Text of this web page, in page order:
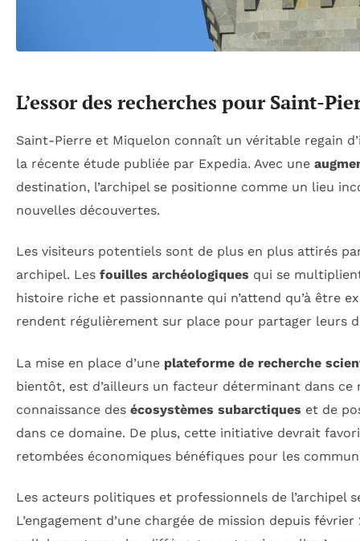
L’essor des recherches pour Saint-
Saint-Pierre et Miquelon connaît un véritable regain
la récente étude publiée par Expedia. Avec une
destination, l’archipel se positionne comme un lieu
nouvelles découvertes.
Les visiteurs potentiels sont de plus en plus attirés
archipel. Les fouilles archéologiques qui se
histoire riche et passionnante qui n’attend qu’à être
rendent régulièrement sur place pour partager leurs
La mise en place d’une plateforme de recherche
bientôt, est d’ailleurs un facteur déterminant dans
connaissance des écosystèmes subarctiques et de
dans ce domaine. De plus, cette initiative devrait
retombées économiques bénéfiques pour les
Les acteurs politiques et professionnels de
L’engagement d’une chargée de mission depuis